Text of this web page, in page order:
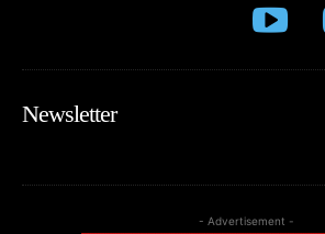
Newsletter
- Advertisement -